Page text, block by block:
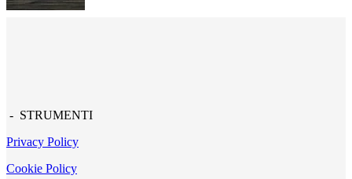
- STRUMENTI
Privacy Policy
Cookie Policy